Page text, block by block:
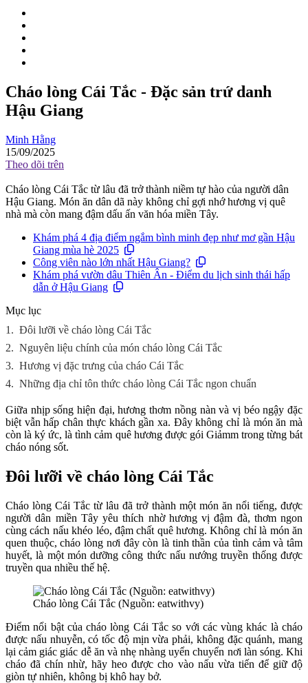
Cháo lòng Cái Tắc - Đặc sản trứ danh
Hậu Giang
Minh Hằng
15/09/2025
Theo dõi trên
Cháo lòng Cái Tắc từ lâu đã trở thành niềm tự hào của người dân
Hậu Giang. Món ăn dân dã này không chỉ gợi nhớ hương vị quê
nhà mà còn mang đậm dấu ấn văn hóa miền Tây.
Khám phá 4 địa điểm ngắm bình minh đẹp như mơ gần Hậu
Giang mùa hè 2025
Công viên nào lớn nhất Hậu Giang?
Khám phá vườn dâu Thiên Ân - Điểm du lịch sinh thái hấp
dẫn ở Hậu Giang
Mục lục
1. Đôi lưỡi về cháo lòng Cái Tắc
2. Nguyên liệu chính của món cháo lòng Cái Tắc
3. Hương vị đặc trưng của cháo Cái Tắc
4. Những địa chỉ tôn thức cháo lòng Cái Tắc ngon chuẩn
Giữa nhịp sống hiện đại, hương thơm nồng nàn và vị béo ngậy đặc
biệt vẫn hấp chân thực khách gần xa. Đây không chỉ là món ăn mà
còn là ký ức, là tình cảm quê hương được gói Giảmm trong từng bát
cháo nóng sốt.
Đôi lưỡi về cháo lòng Cái Tắc
Cháo lòng Cái Tắc từ lâu đã trở thành một món ăn nổi tiếng, được
người dân miền Tây yêu thích nhờ hương vị đậm đà, thơm ngon
cùng cách nấu khéo léo, đậm chất quê hương. Không chỉ là món ăn
quen thuộc, cháo lòng nơi đây còn là tinh thần của tình cảm và tâm
huyết, là một món dưỡng công thức nấu nướng truyền thống được
truyền qua nhiều thế hệ.
Cháo lòng Cái Tắc (Nguồn: eatwithvy)
Điểm nổi bật của cháo lòng Cái Tắc so với các vùng khác là cháo
được nấu nhuyễn, có tốc độ mịn vừa phải, không đặc quánh, mang
lại cảm giác giác dễ ăn và nhẹ nhàng uyển chuyển nơi làn sóng. Khi
cháo đã chín nhừ, hãy heo được cho vào nấu vừa tiến để giữ độ
giòn tự nhiên, không bị khô hay bở.